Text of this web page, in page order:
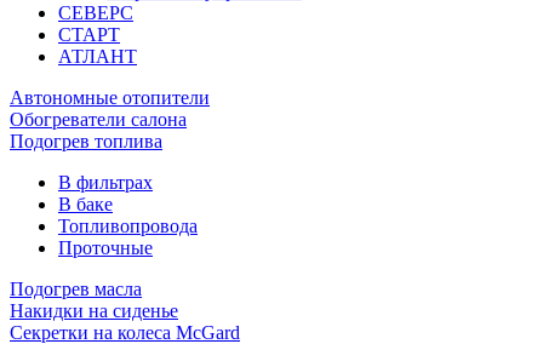
СЕВЕРС
СТАРТ
АТЛАНТ
Автономные отопители
Обогреватели салона
Подогрев топлива
В фильтрах
В баке
Топливопровода
Проточные
Подогрев масла
Накидки на сиденье
Секретки на колеса McGard